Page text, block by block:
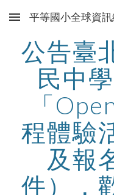
Skip to main content
平等國小全球資訊
公告臺
民中
「
程體驗
及報
件），